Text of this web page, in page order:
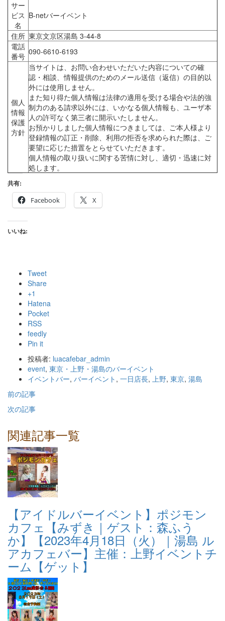
サー
ビス
名
B-netバーイベント
住所 東京文京区湯島 3-44-8
電話
番号 090-6610-6193
個人
情報
保護
方針
当サイトは、お問い合わせいただいた内容についての確
認・相談、情報提供のためのメール送信（返信）の目的以
外には使用しません。
また知り得た個人情報は法律の適用を受ける場合や法的強
制力のある請求以外には、いかなる個人情報も、ユーザ本
人の許可なく第三者に開示いたしません。
お預かりしました個人情報につきましては、ご本人様より
登録情報の訂正・削除、利用の拒否を求められた際は、ご
要望に応じた措置をとらせていただきます。
個人情報の取り扱いに関する苦情に対し、適切・迅速に対
処します。
共有:
Facebook
X
いいね:
Tweet
Share
+1
Hatena
Pocket
RSS
feedly
Pin it
投稿者: luacafebar_admin
event, 東京・上野・湯島のバーイベント
イベントバー, バーイベント , 一日店長, 上野, 東京, 湯島
前の記事
次の記事
関連記事一覧
【アイドルバーイベント】ポジモン
カフェ【みずき｜ゲスト：森ふう
か】【2023年4月18日（火）｜湯島 ル
アカフェバー】主催：上野イベントチ
ーム【ゲット】